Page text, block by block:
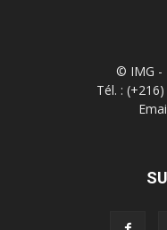
© IMG -
Tél. :